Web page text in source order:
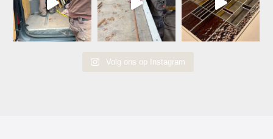
Volg ons op Instagram